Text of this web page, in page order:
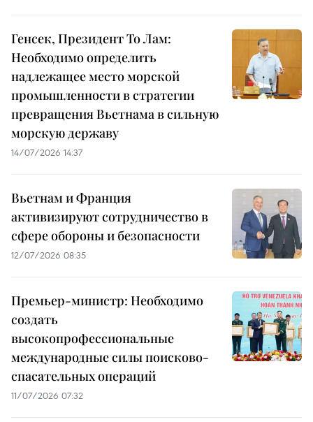
Генсек, Президент То Лам:
Необходимо определить
надлежащее место морской
промышленности в стратегии
превращения Вьетнама в сильную
морскую державу
14/07/2026 14:37
Вьетнам и Франция
активизируют сотрудничество в
сфере обороны и безопасности
12/07/2026 08:35
Премьер-министр: Необходимо
создать
высокопрофессиональные
международные силы поисково-
спасательных операций
11/07/2026 07:32